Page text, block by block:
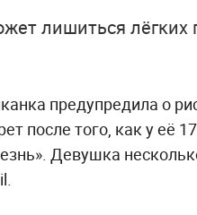
лишиться лёгких
предупредила о
после того, как у её
Девушка